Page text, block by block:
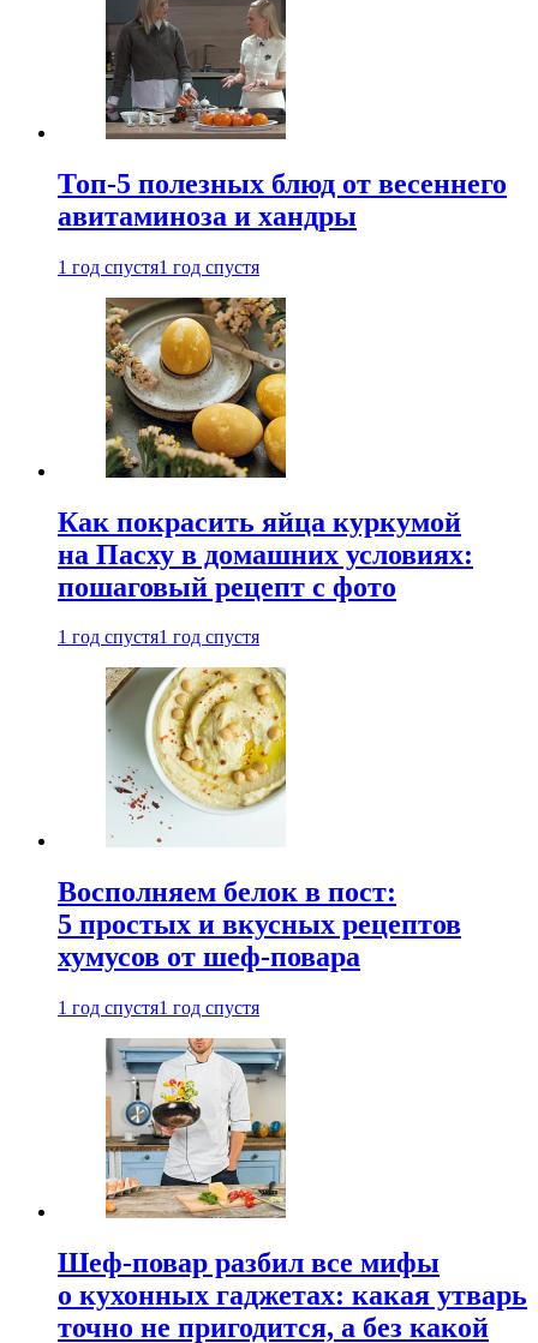
Топ-5 полезных блюд от весеннего
авитаминоза и хандры
1 год спустя1 год спустя
Как покрасить яйца куркумой
на Пасху в домашних условиях:
пошаговый рецепт с фото
1 год спустя1 год спустя
Восполняем белок в пост:
5 простых и вкусных рецептов
хумусов от шеф-повара
1 год спустя1 год спустя
Шеф-повар разбил все мифы
о кухонных гаджетах: какая утварь
точно не пригодится, а без какой